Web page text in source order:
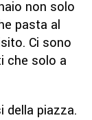
non solo
pasta al
Ci sono
che solo a
della piazza.